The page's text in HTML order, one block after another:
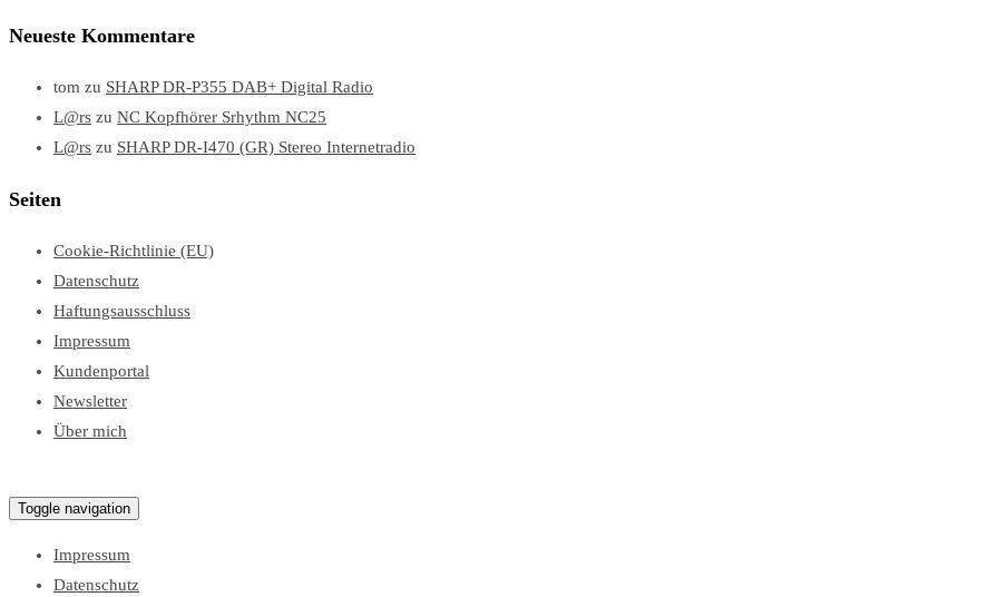
Neueste Kommentare
tom zu SHARP DR-P355 DAB+ Digital Radio
L@rs zu NC Kopfhörer Srhythm NC25
L@rs zu SHARP DR-I470 (GR) Stereo Internetradio
Seiten
Cookie-Richtlinie (EU)
Datenschutz
Haftungsausschluss
Impressum
Kundenportal
Newsletter
Über mich
Toggle navigation
Impressum
Datenschutz